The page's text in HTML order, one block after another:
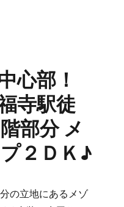
心部！
寺駅徒
部分 メ
２ＤＫ♪
の立地にあるメゾ